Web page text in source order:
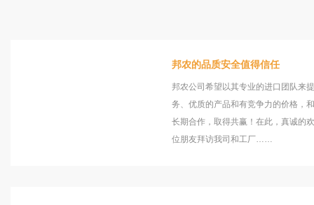
邦农的品质安全值得信任
邦农公司希望以其专业的进口团队来
务、优质的产品和有竞争力的价格，
长期合作，取得共赢！在此，真诚的
位朋友拜访我司和工厂……